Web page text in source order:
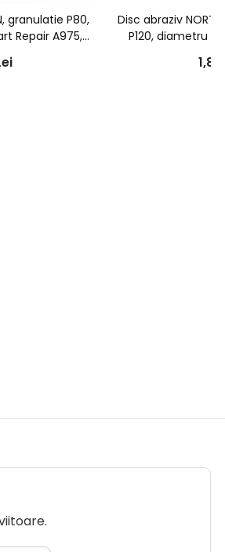
granulatie P80,
Repair A975,
Disc abraziv
P120, diametru
1,86